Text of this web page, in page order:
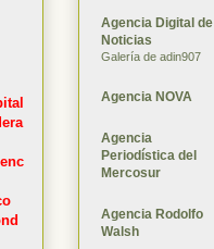
Agencia Digital de
Noticias
Galería de adin907
Agencia NOVA
Agencia
Periodística del
Mercosur
Agencia Rodolfo
Walsh